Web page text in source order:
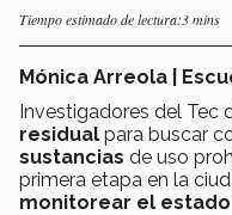
Tiempo estimado de lectura:3 mins
Mónica Arreola |
Investigadores del Tec
residual para buscar
sustancias de uso
primera etapa en la
monitorear el